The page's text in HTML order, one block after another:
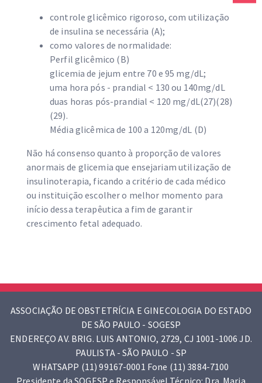
controle glicêmico rigoroso, com utilização
de insulina se necessária (A);
como valores de normalidade:
Perfil glicêmico (B)
glicemia de jejum entre 70 e 95 mg/dL;
uma hora pós - prandial < 130 ou 140mg/dL
duas horas pós-prandial < 120 mg/dL(27)(28)
(29).
Média glicêmica de 100 a 120mg/dL (D)
Não há consenso quanto à proporção de valores
anormais de glicemia que ensejariam utilização de
insulinoterapia, ficando a critério de cada médico
ou instituição escolher o melhor momento para
início dessa terapêutica a fim de garantir
crescimento fetal adequado.
ASSOCIAÇÃO DE OBSTETRÍCIA E GINECOLOGIA DO ESTADO
DE SÃO PAULO - SOGESP
ENDEREÇO AV. BRIG. LUIS ANTONIO, 2729, CJ 1001-1006 JD.
PAULISTA - SÃO PAULO - SP
WHATSAPP (11) 99167-0001 Fone (11) 3884-7100
Presidente da SOGESP e Responsável Técnico: Dra. Maria